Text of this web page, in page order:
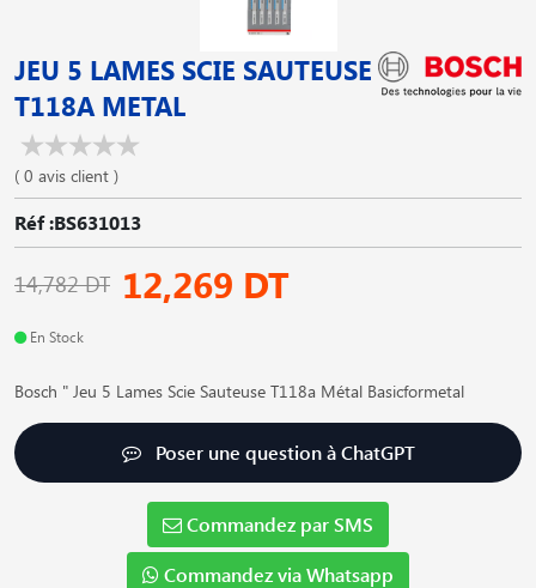
JEU 5 LAMES SCIE SAUTEUSE
T118A METAL
( 0 avis client )
Réf :BS631013
14,782 DT 12,269 DT
En Stock
Bosch " Jeu 5 Lames Scie Sauteuse T118a Métal Basicformetal
Poser une question à ChatGPT
Commandez par SMS
Commandez via Whatsapp